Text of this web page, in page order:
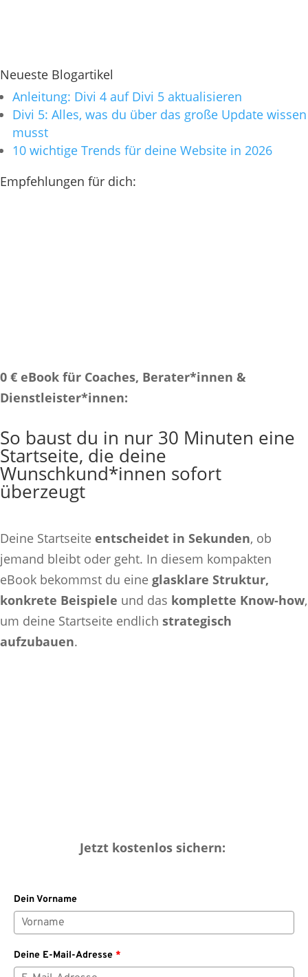
Neueste Blogartikel
Anleitung: Divi 4 auf Divi 5 aktualisieren
Divi 5: Alles, was du über das große Update wissen
musst
10 wichtige Trends für deine Website in 2026
Empfehlungen für dich:
0 € eBook für Coaches, Berater*innen &
Dienstleister*innen:
So baust du in nur 30 Minuten eine
Startseite, die deine
Wunschkund*innen sofort
überzeugt
Deine Startseite entscheidet in Sekunden, ob
jemand bleibt oder geht. In diesem kompakten
eBook bekommst du eine glasklare Struktur,
konkrete Beispiele und das komplette Know-how,
um deine Startseite endlich strategisch
aufzubauen.
Jetzt kostenlos sichern:
Dein Vorname
Deine E-Mail-Adresse *